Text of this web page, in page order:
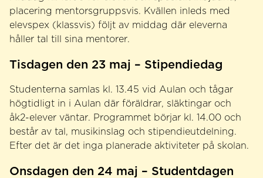
placering mentorsgruppsvis. Kvällen inleds med
elevspex (klassvis) följt av middag där eleverna
håller tal till sina mentorer.
Tisdagen den 23 maj – Stipendiedag
Studenterna samlas kl. 13.45 vid Aulan och tågar
högtidligt in i Aulan där föräldrar, släktingar och
åk2-elever väntar. Programmet börjar kl. 14.00 och
består av tal, musikinslag och stipendieutdelning.
Efter det är det inga planerade aktiviteter på skolan.
Onsdagen den 24 maj – Studentdagen